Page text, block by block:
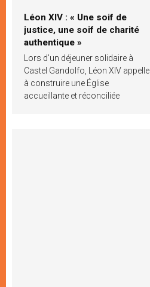
Léon XIV : « Une soif de
justice, une soif de charité
authentique »
Lors d’un déjeuner solidaire à
Castel Gandolfo, Léon XIV appelle
à construire une Église
accueillante et réconciliée